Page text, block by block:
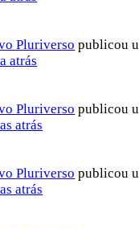
Pluriverso publicou
atrás
Pluriverso publicou
atrás
Pluriverso publicou
atrás